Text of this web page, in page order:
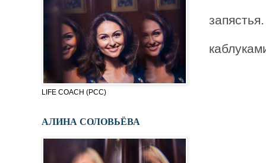
LIFE COACH (PСC)
АЛИНА СОЛОВЬЁВА